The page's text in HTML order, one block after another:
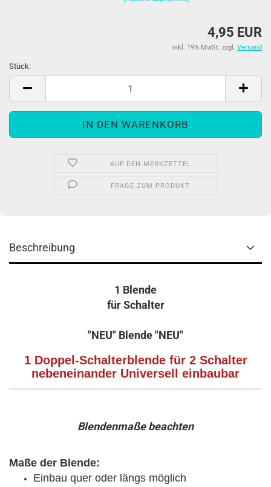
4,95 EUR
inkl. 19% MwSt. zzgl. Versand
Stück:
Stück
AUF DEN MERKZETTEL
FRAGE ZUM PRODUKT
Beschreibung
1 Blende
für Schalter
"NEU" Blende "NEU"
1 Doppel-Schalterblende für 2 Schalter
nebeneinander Universell einbaubar
Blendenmaße beachten
Maße der Blende:
Einbau quer oder längs möglich